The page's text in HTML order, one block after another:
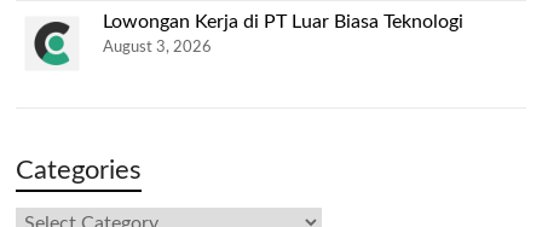
Lowongan Kerja di PT Luar Biasa Teknologi
August 3, 2026
Categories